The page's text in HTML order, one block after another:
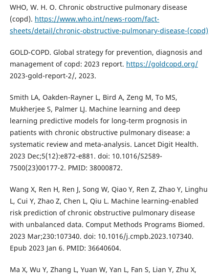
WHO, W. H. O. Chronic obstructive pulmonary disease
(copd). https://www.who.int/news-room/fact-
sheets/detail/chronic-obstructive-pulmonary-disease-(copd)
GOLD-COPD. Global strategy for prevention, diagnosis and
management of copd: 2023 report. https://goldcopd.org/
2023-gold-report-2/, 2023.
Smith LA, Oakden-Rayner L, Bird A, Zeng M, To MS,
Mukherjee S, Palmer LJ. Machine learning and deep
learning predictive models for long-term prognosis in
patients with chronic obstructive pulmonary disease: a
systematic review and meta-analysis. Lancet Digit Health.
2023 Dec;5(12):e872-e881. doi: 10.1016/S2589-
7500(23)00177-2. PMID: 38000872.
Wang X, Ren H, Ren J, Song W, Qiao Y, Ren Z, Zhao Y, Linghu
L, Cui Y, Zhao Z, Chen L, Qiu L. Machine learning-enabled
risk prediction of chronic obstructive pulmonary disease
with unbalanced data. Comput Methods Programs Biomed.
2023 Mar;230:107340. doi: 10.1016/j.cmpb.2023.107340.
Epub 2023 Jan 6. PMID: 36640604.
Ma X, Wu Y, Zhang L, Yuan W, Yan L, Fan S, Lian Y, Zhu X,